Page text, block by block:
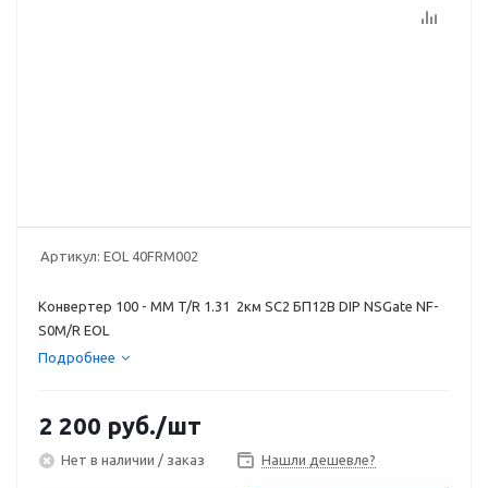
Артикул: EOL 40FRM002
Конвертер 100 - MM T/R 1.31 2км SC2 БП12В DIP NSGate NF-
S0M/R EOL
Подробнее
2 200 руб./шт
Нет в наличии / заказ Нашли дешевле?